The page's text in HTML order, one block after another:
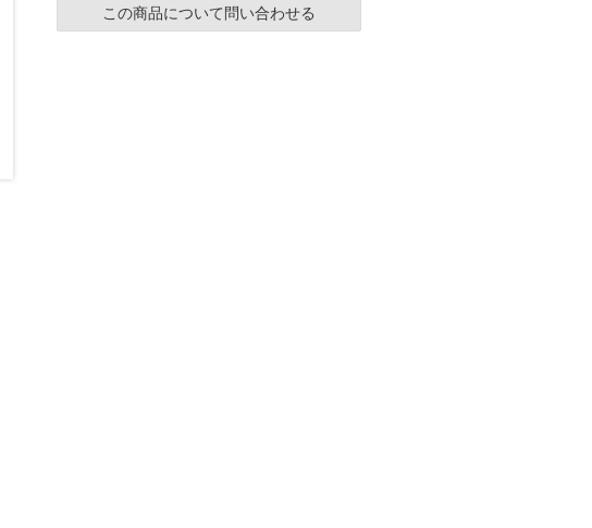
この商品について問い合わせる